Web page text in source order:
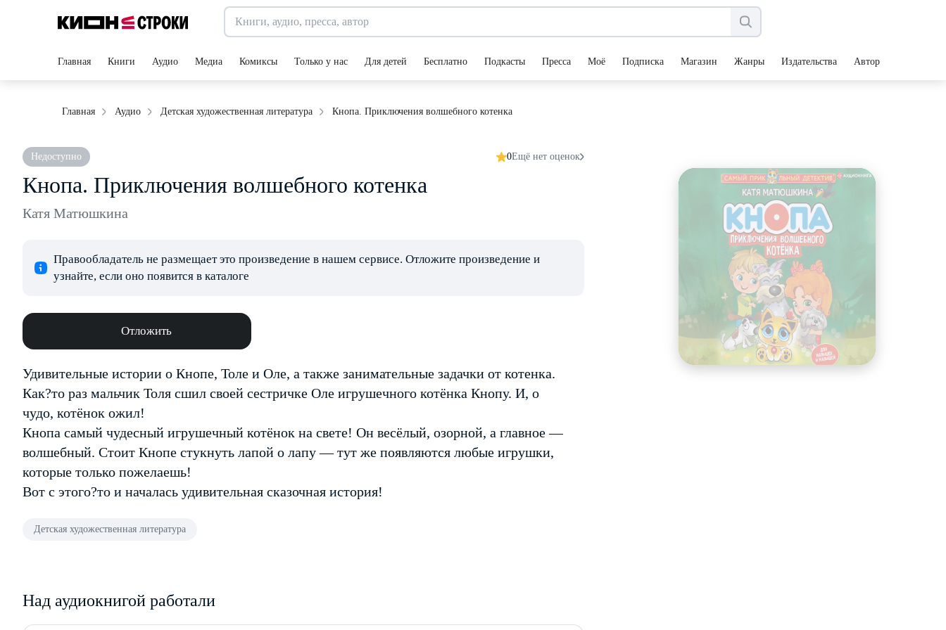
Главная Книги Аудио Медиа Комиксы Только у нас Для детей Бесплатно Подкасты Пресса Моё Подписка Магазин Жанры Издательства Авторы
Главная Аудио Детская художественная литература Кнопа. Приключения волшебного котенка
Недоступно 0Ещё нет оценок
Кнопа. Приключения волшебного котенка
Катя Матюшкина
Правообладатель не размещает это произведение в нашем сервисе. Отложите произведение и
узнайте, если оно появится в каталоге
Отложить
Удивительные истории о Кнопе, Толе и Оле, а также занимательные задачки от котенка.
Как?то раз мальчик Толя сшил своей сестричке Оле игрушечного котёнка Кнопу. И, о
чудо, котёнок ожил!
Кнопа самый чудесный игрушечный котёнок на свете! Он весёлый, озорной, а главное —
волшебный. Стоит Кнопе стукнуть лапой о лапу — тут же появляются любые игрушки,
которые только пожелаешь!
Вот с этого?то и началась удивительная сказочная история!
Детская художественная литература
Над аудиокнигой работали